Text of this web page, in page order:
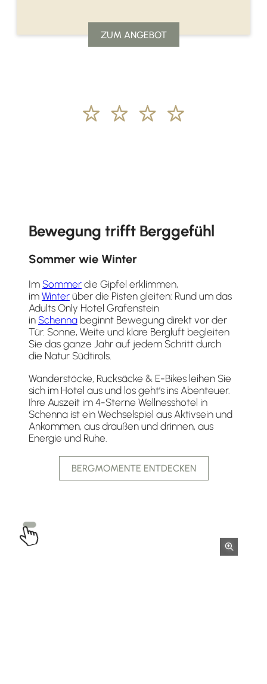
ZUM ANGEBOT
Bewegung trifft Berggefühl
Sommer wie Winter
Im Sommer die Gipfel erklimmen,
im Winter über die Pisten gleiten: Rund um das
Adults Only Hotel Grafenstein
in Schenna beginnt Bewegung direkt vor der
Tür. Sonne, Weite und klare Bergluft begleiten
Sie das ganze Jahr auf jedem Schritt durch
die Natur Südtirols.
Wanderstöcke, Rucksäcke & E-Bikes leihen Sie
sich im Hotel aus und los geht’s ins Abenteuer.
Ihre Auszeit im 4-Sterne Wellnesshotel in
Schenna ist ein Wechselspiel aus Aktivsein und
Ankommen, aus draußen und drinnen, aus
Energie und Ruhe.
BERGMOMENTE ENTDECKEN